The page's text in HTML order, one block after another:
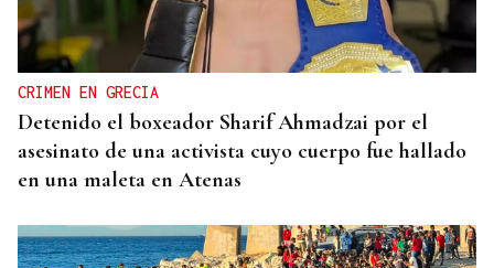
CRIMEN EN GRECIA
Detenido el boxeador Sharif Ahmadzai por el
asesinato de una activista cuyo cuerpo fue hallado
en una maleta en Atenas